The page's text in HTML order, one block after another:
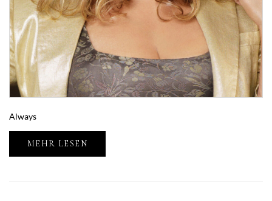
Always
MEHR LESEN